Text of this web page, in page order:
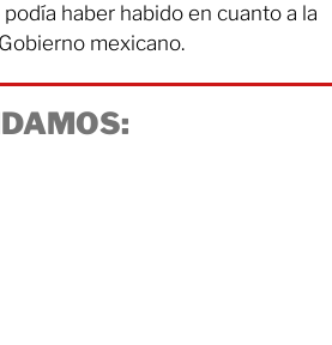
haber habido en cuanto a la
mexicano.